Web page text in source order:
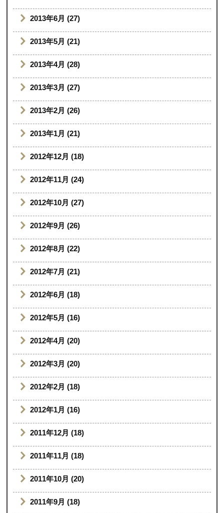
2013年6月 (27)
2013年5月 (21)
2013年4月 (28)
2013年3月 (27)
2013年2月 (26)
2013年1月 (21)
2012年12月 (18)
2012年11月 (24)
2012年10月 (27)
2012年9月 (26)
2012年8月 (22)
2012年7月 (21)
2012年6月 (18)
2012年5月 (16)
2012年4月 (20)
2012年3月 (20)
2012年2月 (18)
2012年1月 (16)
2011年12月 (18)
2011年11月 (18)
2011年10月 (20)
2011年9月 (18)